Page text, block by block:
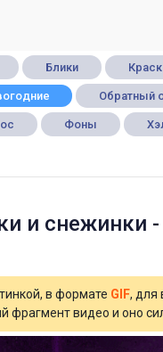
Блики
Обратный
Фоны
и снежинки -
в формате GIF, для
фрагмент видео и оно